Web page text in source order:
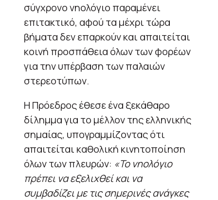
σύγχρονο νηολόγιο παραμένει
επιτακτικό, αφού τα μέχρι τώρα
βήματα δεν επαρκούν και απαιτείται
κοινή προσπάθεια όλων των φορέων
για την υπέρβαση των παλαιών
στερεοτύπων.
Η Πρόεδρος έθεσε ένα ξεκάθαρο
δίλημμα για το μέλλον της ελληνικής
σημαίας, υπογραμμίζοντας ότι
απαιτείται καθολική κινητοποίηση
όλων των πλευρών: «Το νηολόγιο
πρέπει να εξελιχθεί και να
συμβαδίζει με τις σημερινές ανάγκες